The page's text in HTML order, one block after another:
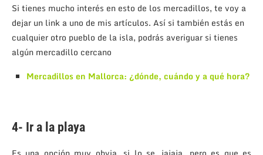
Si tienes mucho interés en esto de los mercadillos, te voy a
dejar un link a uno de mis artículos. Así si también estás en
cualquier otro pueblo de la isla, podrás averiguar si tienes
algún mercadillo cercano
Mercadillos en Mallorca: ¿dónde, cuándo y a qué hora?
4- Ir a la playa